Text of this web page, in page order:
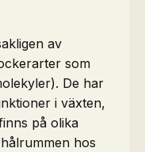
av
som
De har
i växten,
på olika
hos